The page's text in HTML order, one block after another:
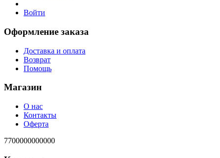
Войти
Оформление заказа
Доставка и оплата
Возврат
Помощь
Магазин
О нас
Контакты
Оферта
7700000000000